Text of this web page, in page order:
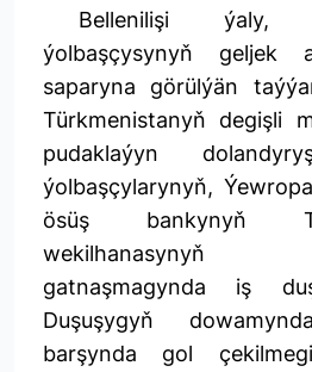
Bellenilişi ýaly,
ýolbaşçysynyň geljek
saparyna görülýän
Türkmenistanyň degişli
pudaklaýyn
ýolbaşçylarynyň,
ösüş bankynyň
wekilhanasynyň
gatnaşmagynda iş
Duşuşygyň
barşynda gol